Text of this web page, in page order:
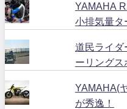
YAMAHA
小排気量タ
道民ライダ
ーリングス
YAMAHA(
が秀逸！